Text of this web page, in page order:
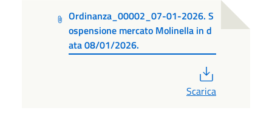
Ordinanza_00002_07-01-2026. S
ospensione mercato Molinella in d
ata 08/01/2026.
Scarica